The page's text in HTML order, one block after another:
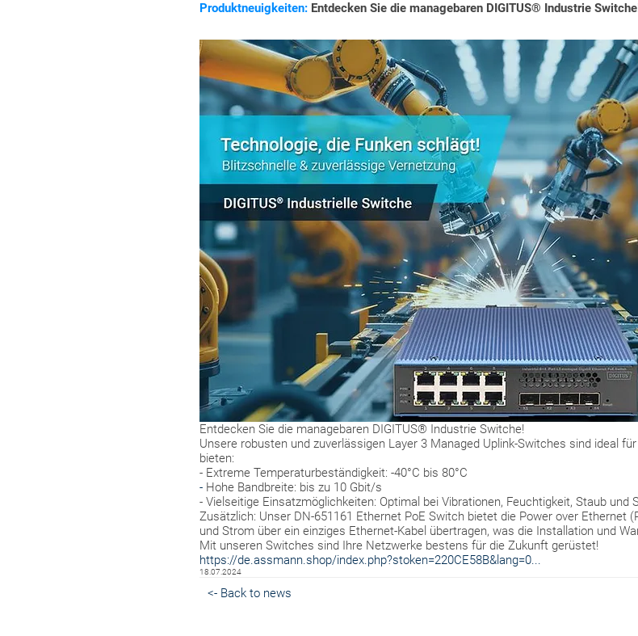
Produktneuigkeiten: Entdecken Sie die managebaren DIGITUS® Industrie
Entdecken Sie die managebaren DIGITUS® Industrie Switche!
Unsere robusten und zuverlässigen Layer 3 Managed Uplink-Switches sind ideal
bieten:
- Extreme Temperaturbeständigkeit: -40°C bis 80°C
- Hohe Bandbreite: bis zu 10 Gbit/s
- Vielseitige Einsatzmöglichkeiten: Optimal bei Vibrationen, Feuchtigkeit, Staub und
Zusätzlich: Unser DN-651161 Ethernet PoE Switch bietet die Power over Ethernet
und Strom über ein einziges Ethernet-Kabel übertragen, was die Installation und
Mit unseren Switches sind Ihre Netzwerke bestens für die Zukunft gerüstet!
https://de.assmann.shop/index.php?stoken=220CE58B&lang=0...
18.07.2024
<- Back to news